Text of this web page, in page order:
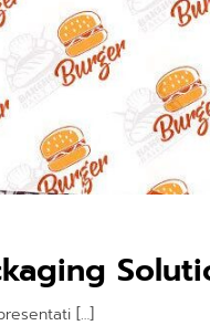
[…]